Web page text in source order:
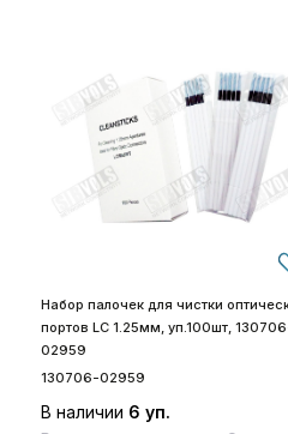
Набор палочек для чистки
портов LC 1.25мм, уп.100шт,
02959
130706-02959
В наличии 6 уп.